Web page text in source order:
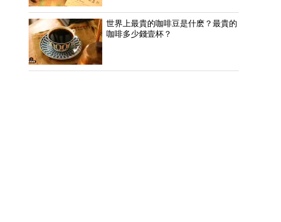
世界上最貴的咖啡豆是什麽？最貴的
咖啡多少錢壹杯？